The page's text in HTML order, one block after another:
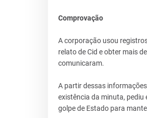
Comprovação
A corporação usou
relato de Cid e obter mais
comunicaram.
A partir dessas
existência da minuta,
golpe de Estado para